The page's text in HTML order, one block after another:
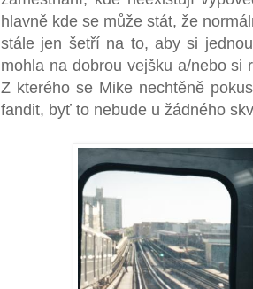
hlavně kde se může stát, že
stále jen šetří na to, aby si
mohla na dobrou vejšku a/nebo si
Z kterého se Mike nechtěně
fandit, byť to nebude u žádného